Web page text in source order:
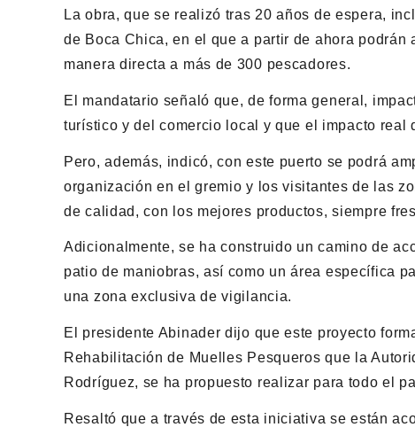
La obra, que se realizó tras 20 años de espera,
de Boca Chica, en el que a partir de ahora
manera directa a más de 300 pescadores.
El mandatario señaló que, de forma general,
turístico y del comercio local y que el impacto real
Pero, además, indicó, con este puerto se podrá
organización en el gremio y los visitantes de las
de calidad, con los mejores productos, siempre
Adicionalmente, se ha construido un camino de
patio de maniobras, así como un área específica
una zona exclusiva de vigilancia.
El presidente Abinader dijo que este proyecto
Rehabilitación de Muelles Pesqueros que la
Rodríguez, se ha propuesto realizar para todo el
Resaltó que a través de esta iniciativa se están